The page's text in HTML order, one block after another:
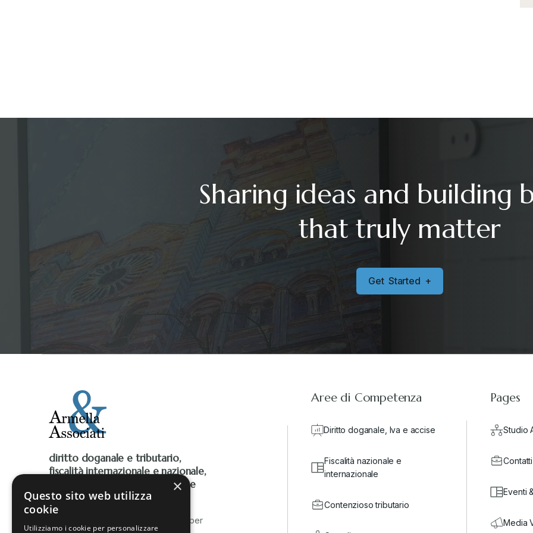
Sharing ideas and building
that truly matter
Get Started +
diritto doganale e tributario,
fiscalità internazionale e nazionale,
Iva, accise, fiscalità ambientale e
contenzioso tributario
Lo Studio è al fianco delle imprese per
Aree di Competenza
Diritto doganale, Iva e accise
Fiscalità nazionale e
internazionale
Contenzioso tributario
Pages
Studio
Contatti
Eventi
Media
×
Questo sito web utilizza
cookie
Utilizziamo i cookie per personalizzare